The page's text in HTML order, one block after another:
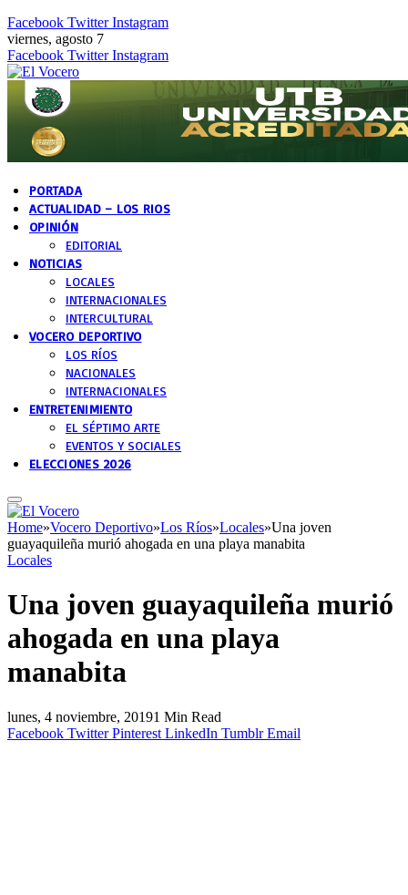
Facebook Twitter Instagram
viernes, agosto 7
Facebook Twitter Instagram
PORTADA
ACTUALIDAD – LOS RIOS
OPINIÓN
EDITORIAL
NOTICIAS
LOCALES
INTERNACIONALES
INTERCULTURAL
VOCERO DEPORTIVO
LOS RÍOS
NACIONALES
INTERNACIONALES
ENTRETENIMIENTO
EL SÉPTIMO ARTE
EVENTOS Y SOCIALES
ELECCIONES 2026
Home»Vocero Deportivo»Los Ríos»Locales»Una joven
guayaquileña murió ahogada en una playa manabita
Locales
Una joven guayaquileña murió
ahogada en una playa
manabita
lunes, 4 noviembre, 20191 Min Read
Facebook Twitter Pinterest LinkedIn Tumblr Email